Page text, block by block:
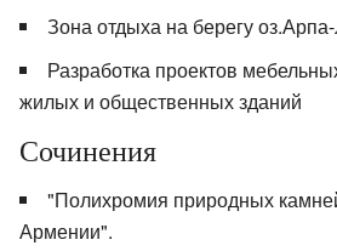
Зона отдыха на берегу
Разработка проектов
жилых и общественных зданий
Сочинения
"Полихромия природных
Армении".